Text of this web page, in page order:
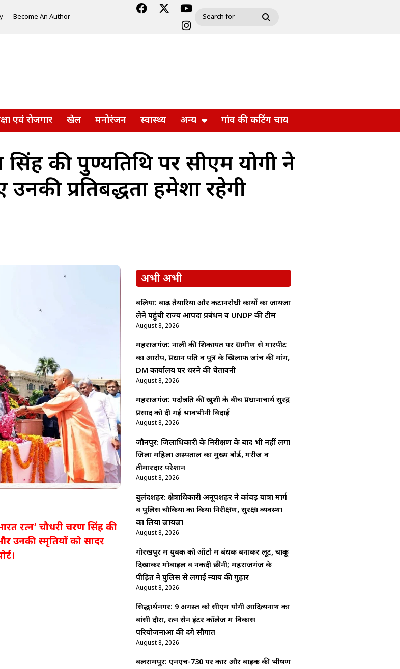
Become An Author
एवं रोजगार खेल मनोरंजन स्वास्थ्य अन्य गांव की कटिंग चाय
सिंह की पुण्यतिथि पर सीएम योगी ने
प्रतिबद्धता हमेशा रहेगी
रत्न’ चौधरी चरण सिंह की
उनकी स्मृतियों को सादर
अभी अभी
बलिया: बाढ़ तैयारियों और कटानरोधी कार्यों का जायजा
लेने पहुंची राज्य आपदा प्रबंधन व UNDP की टीम
August 8, 2026
महराजगंज: नाली की शिकायत पर ग्रामीण से मारपीट
का आरोप, प्रधान पति व पुत्र के खिलाफ जांच की मांग,
DM कार्यालय पर धरने की चेतावनी
August 8, 2026
महराजगंज: पदोन्नति की खुशी के बीच प्रधानाचार्य सुरेंद्र
प्रसाद को दी गई भावभीनी विदाई
August 8, 2026
जौनपुर: जिलाधिकारी के निरीक्षण के बाद भी नहीं लगा
जिला महिला अस्पताल का मुख्य बोर्ड, मरीज व
तीमारदार परेशान
August 8, 2026
बुलंदशहर: क्षेत्राधिकारी अनूपशहर ने कांवड़ यात्रा मार्ग
व पुलिस चौकियों का किया निरीक्षण, सुरक्षा व्यवस्था
का लिया जायजा
August 8, 2026
गोरखपुर में युवक को ऑटो में बंधक बनाकर लूट, चाकू
दिखाकर मोबाइल व नकदी छीनी; महराजगंज के
पीड़ित ने पुलिस से लगाई न्याय की गुहार
August 8, 2026
सिद्धार्थनगर: 9 अगस्त को सीएम योगी आदित्यनाथ का
बांसी दौरा, रत्न सेन इंटर कॉलेज में विकास
परियोजनाओं की देंगे सौगात
August 8, 2026
बलरामपुर: एनएच-730 पर कार और बाइक की भीषण